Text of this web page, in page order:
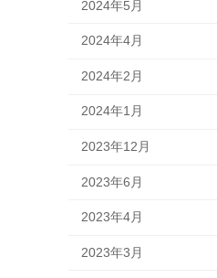
2024年5月
2024年4月
2024年2月
2024年1月
2023年12月
2023年6月
2023年4月
2023年3月